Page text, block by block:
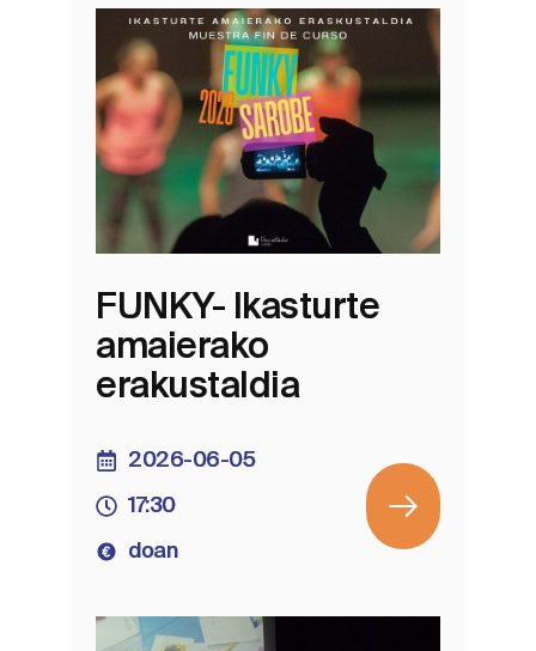
FUNKY- Ikasturte
amaierako
erakustaldia
2026-06-05
17:30
doan